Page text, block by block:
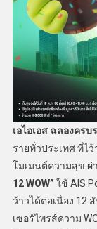
เอไอเอส ฉลองครบ
รายทั่วประเทศ ที่ไ
โมเมนต์ความสุข
12 WOW” ใช้ AIS
ว้าวได้ต่อเนื่อง 12
เซอร์ไพรส์ความ